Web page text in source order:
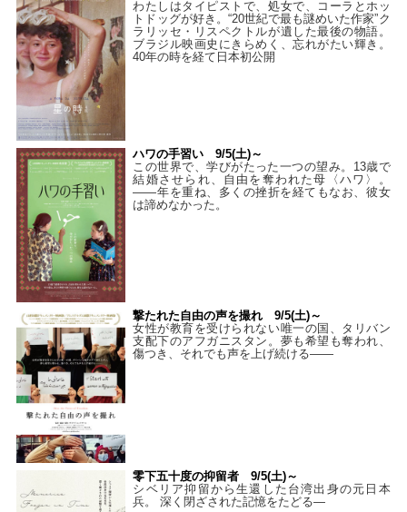
わたしはタイピストで、処⼥で、コーラとホッ
トドッグが好き。“20世紀で最も謎めいた作家”ク
ラリッセ・リスペクトルが遺した最後の物語。
ブラジル映画史にきらめく、忘れがたい輝き。
40年の時を経て⽇本初公開
ハワの手習い 9/5(土)～
この世界で、学びがたった一つの望み。13歳で
結婚させられ、自由を奪われた母〈ハワ〉。
——年を重ね、多くの挫折を経てもなお、彼女
は諦めなかった。
撃たれた自由の声を撮れ 9/5(土)～
女性が教育を受けられない唯一の国、タリバン
支配下のアフガニスタン。夢も希望も奪われ、
傷つき、それでも声を上げ続ける——
零下五十度の抑留者 9/5(土)～
シベリア抑留から生還した台湾出身の元日本
兵。 深く閉ざされた記憶をたどる—